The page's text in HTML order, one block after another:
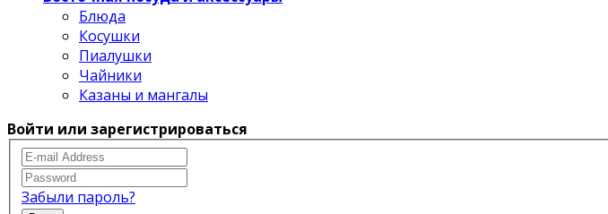
Блюда
Косушки
Пиалушки
Чайники
Казаны и мангалы
Войти или зарегистрироваться
Забыли пароль?